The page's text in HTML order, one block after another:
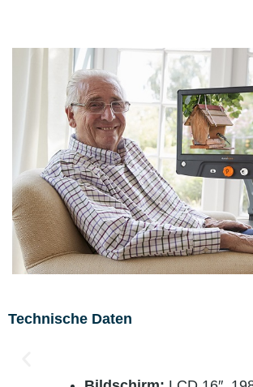
Technische Daten